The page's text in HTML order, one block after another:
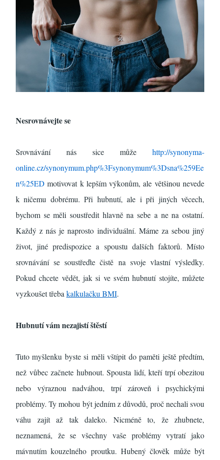
Nesrovnávejte se
Srovnávání nás sice může http://synonyma-
online.cz/synonymum.php%3Fsynonymum%3Dsna%259Ee
n%25ED motivovat k lepším výkonům, ale většinou nevede
k ničemu dobrému. Při hubnutí, ale i při jiných věcech,
bychom se měli soustředit hlavně na sebe a ne na ostatní.
Každý z nás je naprosto individuální. Máme za sebou jiný
život, jiné predispozice a spoustu dalších faktorů. Místo
srovnávání se soustřeďte čistě na svoje vlastní výsledky.
Pokud chcete vědět, jak si ve svém hubnutí stojíte, můžete
vyzkoušet třebakalkulačku BMI.
Hubnutí vám nezajistí štěstí
Tuto myšlenku byste si měli vštípit do paměti ještě předtím,
než vůbec začnete hubnout. Spousta lidí, kteří trpí obezitou
nebo výraznou nadváhou, trpí zároveň i psychickými
problémy. Ty mohou být jedním z důvodů, proč nechali svou
váhu zajít až tak daleko. Nicméně to, že zhubnete,
neznamená, že se všechny vaše problémy vytratí jako
mávnutím kouzelného proutku. Hubený člověk může být